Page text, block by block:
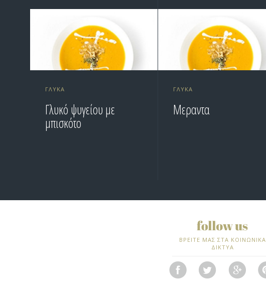
ΓΛΥΚΆ
Γλυκό ψυγείου με
μπισκότο
ΓΛΥΚΆ
Μεραντα
ΒΡΕΙΤΕ ΜΑΣ ΣΤΑ ΚΟΙΝΩΝΙΚΑ
ΔΙΚΤΥΑ